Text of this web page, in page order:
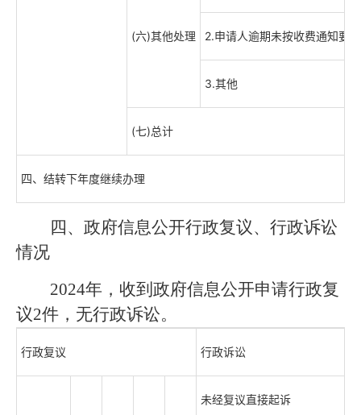
(六)其他处理 2.申请人逾期未按收费通知要
3.其他
(七)总计
四、结转下年度继续办理
四、政府信息公开行政复议、行政诉讼
情况
2024年，收到政府信息公开申请行政复
议2件，无行政诉讼。
行政复议 行政诉讼
未经复议直接起诉